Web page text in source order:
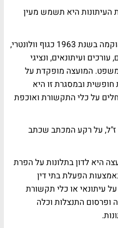
העיתונות היא תשמש מעין
מועצת העיתונות בישראל הוקמה בשנת 1963 כגוף וולונטרי,
עורכים ועיתונאים, ונציגי
המועצה מופקדת על
ובמסגרת זו היא
על כלי התקשורת ואוכפת
ז"ל, על רקע המכתב שכתב
היא לדון בתלונות על הפרת
הפעלת בתי דין
עיתונאי או כלי תקשורת
ופרסום התנצלות וכלה